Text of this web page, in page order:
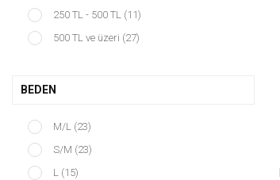
250 TL - 500 TL (11)
500 TL ve üzeri (27)
BEDEN
M/L (23)
S/M (23)
L (15)